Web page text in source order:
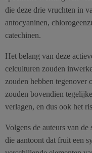
die deze drie vruchten in
antocyaninen,
catechinen.
Het belang van deze
celculturen zouden
zouden hebben tegenover
zouden bovendien
verlagen, en dus ook het
Volgens de auteurs van
die aantoont dat fruit een